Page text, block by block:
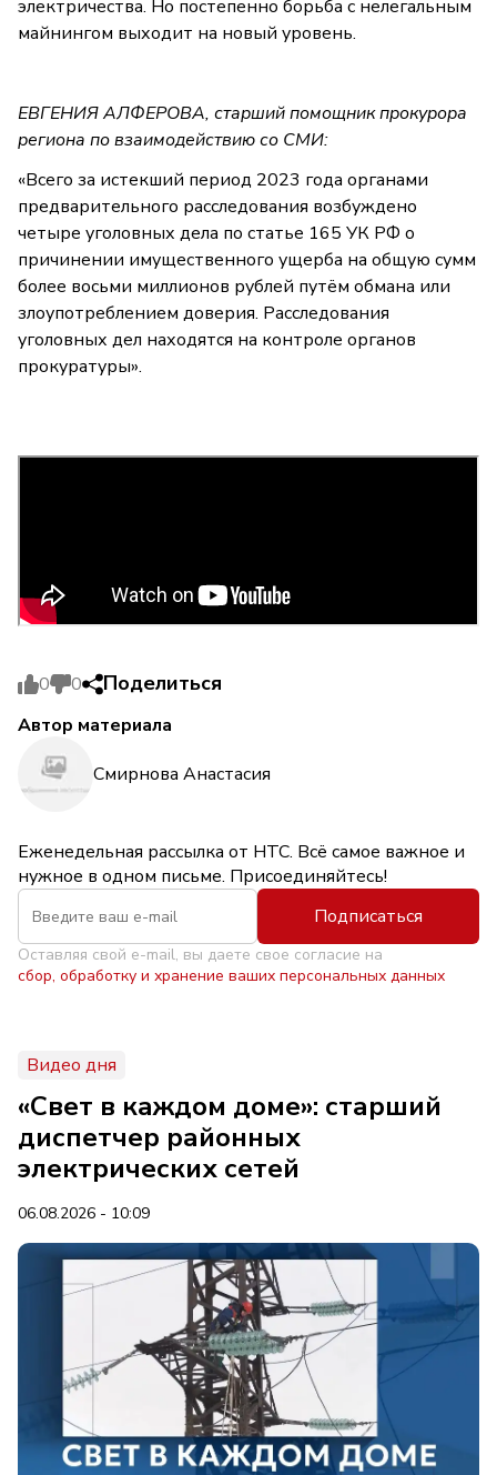
электричества. Но постепенно борьба с нелегальным
майнингом выходит на новый уровень.
ЕВГЕНИЯ АЛФЕРОВА, старший помощник прокурора
региона по взаимодействию со СМИ:
«Всего за истекший период 2023 года органами
предварительного расследования возбуждено
четыре уголовных дела по статье 165 УК РФ о
причинении имущественного ущерба на общую сумм
более восьми миллионов рублей путём обмана или
злоупотреблением доверия. Расследования
уголовных дел находятся на контроле органов
прокуратуры».
0 0 Поделиться
Автор материала
Смирнова Анастасия
Еженедельная рассылка от НТС. Всё самое важное и
нужное в одном письме. Присоединяйтесь!
Подписаться
Оставляя свой e-mail, вы даете свое согласие на
сбор, обработку и хранение ваших персональных данных
Видео дня
«Свет в каждом доме»: старший
диспетчер районных
электрических сетей
06.08.2026 - 10:09